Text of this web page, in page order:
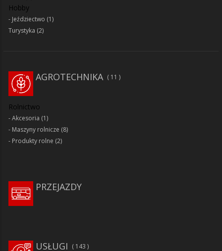
Hobby
Jeździectwo (1)
Turystyka (2)
AGROTECHNIKA 11
Rolnictwo
Akcesoria (1)
Maszyny rolnicze (8)
Produkty rolne (2)
PRZEJAZDY
143
USŁUGI